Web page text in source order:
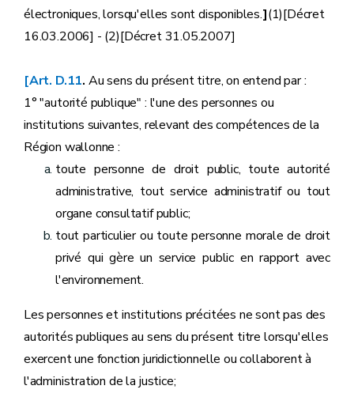
électroniques, lorsqu'elles sont disponibles.](1)[Décret
16.03.2006] - (2)[Décret 31.05.2007]
[Art. D.11. Au sens du présent titre, on entend par :
1° "autorité publique" : l'une des personnes ou
institutions suivantes, relevant des compétences de la
Région wallonne :
toute personne de droit public, toute autorité
administrative, tout service administratif ou tout
organe consultatif public;
tout particulier ou toute personne morale de droit
privé qui gère un service public en rapport avec
l'environnement.
Les personnes et institutions précitées ne sont pas des
autorités publiques au sens du présent titre lorsqu'elles
exercent une fonction juridictionnelle ou collaborent à
l'administration de la justice;